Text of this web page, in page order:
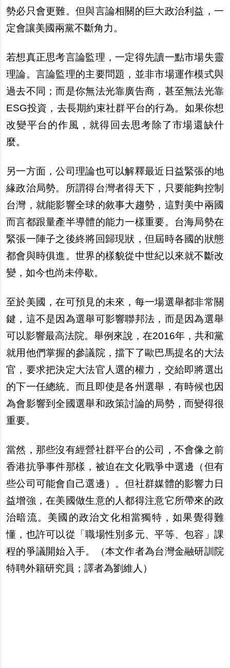
勢必只會更難。但與言論相關的巨大政治利益，一
定會讓美國兩黨不斷角力。
若想真正思考言論監理，一定得先讀一點市場失靈
理論。言論監理的主要問題，並非市場運作模式與
過去不同；而是你無法光靠廣告商，甚至無法光靠
ESG投資，去長期約束社群平台的行為。如果你想
改變平台的作風，就得回去思考除了市場還缺什
麼。
另一方面，公司理論也可以解釋最近日益緊張的地
緣政治局勢。所謂得台灣者得天下，只要能夠控制
台灣，就能影響全球的敘事大趨勢，這對美中兩國
而言都跟量產半導體的能力一樣重要。台海局勢在
緊張一陣子之後終將回歸現狀，但屆時各國的狀態
都會與時俱進。世界的樣貌從中世紀以來就不斷改
變，如今也尚未停歇。
至於美國，在可預見的未來，每一場選舉都非常關
鍵，這不是因為選舉可影響聯邦法，而是因為選舉
可以影響最高法院。舉例來說，在2016年，共和黨
就用他們掌握的參議院，擋下了歐巴馬提名的大法
官，要求把決定大法官人選的權力，交給即將選出
的下一任總統。而且即使是各州選舉，有時候也因
為會影響到全國選舉和政策討論的局勢，而變得很
重要。
當然，那些沒有經營社群平台的公司，不會像之前
香港抗爭事件那樣，被迫在文化戰爭中選邊（但有
些公司可能會自己選邊）。但社群媒體的影響力日
益增強，在美國做生意的人都得注意它所帶來的政
治暗流。美國的政治文化相當獨特，如果覺得難
懂，也許可以從「職場性別多元、平等、包容」課
程的爭議開始入手。（本文作者為台灣金融研訓院
特聘外籍研究員；譯者為劉維人）